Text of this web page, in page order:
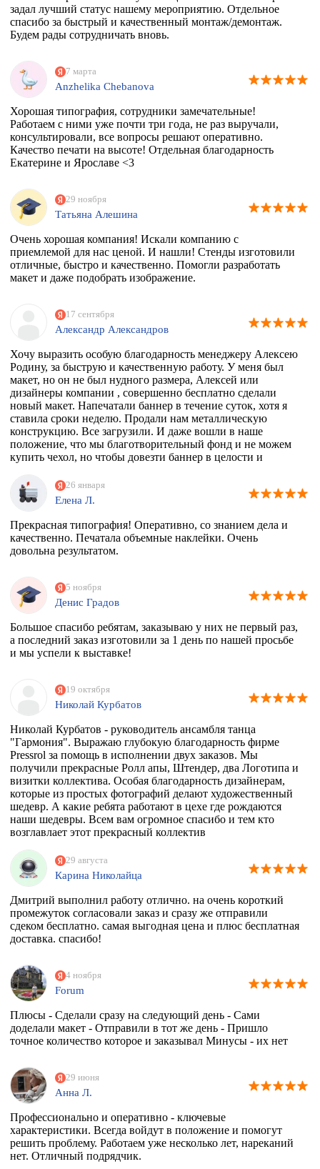
задал лучший статус нашему мероприятию. Отдельное
спасибо за быстрый и качественный монтаж/демонтаж.
Будем рады сотрудничать вновь.
7 марта
Anzhelika Chebanova
Хорошая типография, сотрудники замечательные!
Работаем с ними уже почти три года, не раз выручали,
консультировали, все вопросы решают оперативно.
Качество печати на высоте! Отдельная благодарность
Екатерине и Ярославе <3
29 ноября
Татьяна Алешина
Очень хорошая компания! Искали компанию с
приемлемой для нас ценой. И нашли! Стенды изготовили
отличные, быстро и качественно. Помогли разработать
макет и даже подобрать изображение.
17 сентября
Александр Александров
Хочу выразить особую благодарность менеджеру Алексею
Родину, за быструю и качественную работу. У меня был
макет, но он не был нудного размера, Алексей или
дизайнеры компании , совершенно бесплатно сделали
новый макет. Напечатали баннер в течение суток, хотя я
ставила сроки неделю. Продали нам металлическую
конструкцию. Все загрузили. И даже вошли в наше
положение, что мы благотворительный фонд и не можем
купить чехол, но чтобы довезти баннер в целости и
Огромное спасибо вам. Скоро будем новый баннер
печатать, обязательно обратимся к вам
26 января
Елена Л.
Прекрасная типография! Оперативно, со знанием дела и
качественно. Печатала объемные наклейки. Очень
довольна результатом.
5 ноября
Денис Градов
Большое спасибо ребятам, заказываю у них не первый раз,
а последний заказ изготовили за 1 день по нашей просьбе
и мы успели к выставке!
19 октября
Николай Курбатов
Николай Курбатов - руководитель ансамбля танца
"Гармония". Выражаю глубокую благодарность фирме
Pressrol за помощь в исполнении двух заказов. Мы
получили прекрасные Ролл апы, Штендер, два Логотипа и
визитки коллектива. Особая благодарность дизайнерам,
которые из простых фотографий делают художественный
шедевр. А какие ребята работают в цехе где рождаются
наши шедевры. Всем вам огромное спасибо и тем кто
возглавлает этот прекрасный коллектив
обращаться за помощью.
29 августа
Карина Николайца
Дмитрий выполнил работу отлично. на очень короткий
промежуток согласовали заказ и сразу же отправили
сдеком бесплатно. самая выгодная цена и плюс бесплатная
доставка. спасибо!
4 ноября
Forum
Плюсы - Сделали сразу на следующий день - Сами
доделали макет - Отправили в тот же день - Пришло
точное количество которое и заказывал Минусы - их нет
29 июня
Анна Л.
Профессионально и оперативно - ключевые
характеристики. Всегда войдут в положение и помогут
решить проблему. Работаем уже несколько лет, нареканий
нет. Отличный подрядчик.